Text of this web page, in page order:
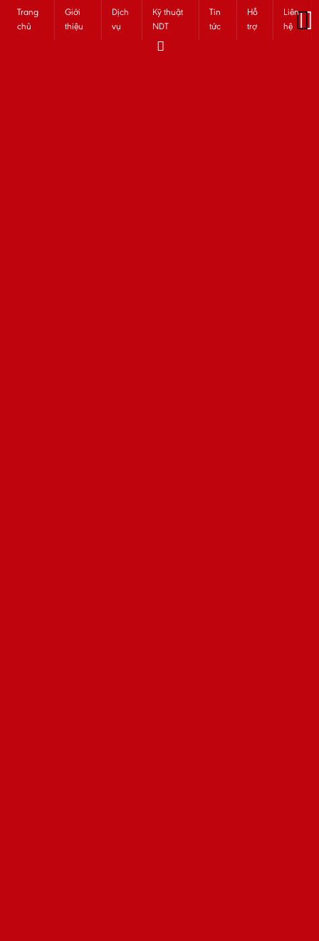
Trang
chủ
Giới
thiệu
Dịch
vụ
Kỹ thuật
NDT
Tin
tức
Hỗ
trợ
Liên
hệ